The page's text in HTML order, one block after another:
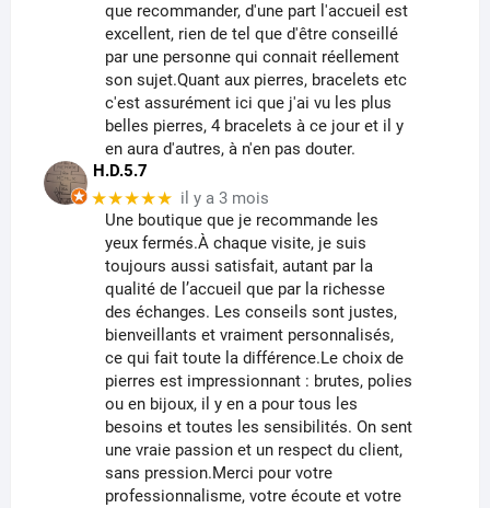
que recommander, d'une part l'accueil est
excellent, rien de tel que d'être conseillé
par une personne qui connait réellement
son sujet.Quant aux pierres, bracelets etc
c'est assurément ici que j'ai vu les plus
belles pierres, 4 bracelets à ce jour et il y
en aura d'autres, à n'en pas douter.
H.D.5.7
★★★★★ il y a 3 mois
Une boutique que je recommande les
yeux fermés.À chaque visite, je suis
toujours aussi satisfait, autant par la
qualité de l’accueil que par la richesse
des échanges. Les conseils sont justes,
bienveillants et vraiment personnalisés,
ce qui fait toute la différence.Le choix de
pierres est impressionnant : brutes, polies
ou en bijoux, il y en a pour tous les
besoins et toutes les sensibilités. On sent
une vraie passion et un respect du client,
sans pression.Merci pour votre
professionnalisme, votre écoute et votre